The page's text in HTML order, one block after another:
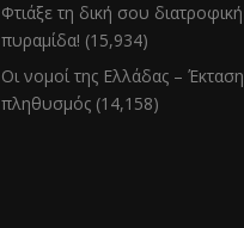
Φτιάξε τη δική σου διατροφική
πυραμίδα! (15,934)
Οι νομοί της Ελλάδας –
πληθυσμός (14,158)